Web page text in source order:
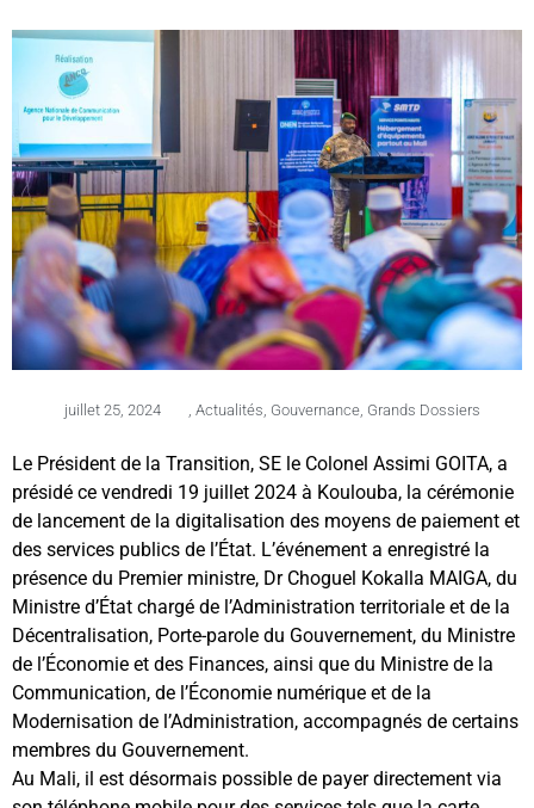
juillet 25, 2024 Actualités Gouvernance, Grands Dossiers
Le Président de la Transition, SE le Colonel Assimi GOITA, a
présidé ce vendredi 19 juillet 2024 à Koulouba, la cérémonie
de lancement de la digitalisation des moyens de paiement et
des services publics de l’État. L’événement a enregistré la
présence du Premier ministre, Dr Choguel Kokalla MAIGA, du
Ministre d’État chargé de l’Administration territoriale et de la
Décentralisation, Porte-parole du Gouvernement, du Ministre
de l’Économie et des Finances, ainsi que du Ministre de la
Communication, de l’Économie numérique et de la
Modernisation de l’Administration, accompagnés de certains
membres du Gouvernement.
Au Mali, il est désormais possible de payer directement via